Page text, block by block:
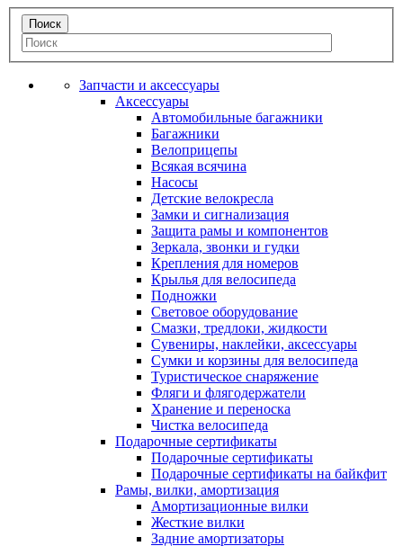
Запчасти и аксессуары
Аксессуары
Автомобильные багажники
Багажники
Велоприцепы
Всякая всячина
Насосы
Детские велокресла
Замки и сигнализация
Защита рамы и компонентов
Зеркала, звонки и гудки
Крепления для номеров
Крылья для велосипеда
Подножки
Световое оборудование
Смазки, тредлоки, жидкости
Сувениры, наклейки, аксессуары
Сумки и корзины для велосипеда
Туристическое снаряжение
Фляги и флягодержатели
Хранение и переноска
Чистка велосипеда
Подарочные сертификаты
Подарочные сертификаты
Подарочные сертификаты на байкфит
Рамы, вилки, амортизация
Амортизационные вилки
Жесткие вилки
Задние амортизаторы